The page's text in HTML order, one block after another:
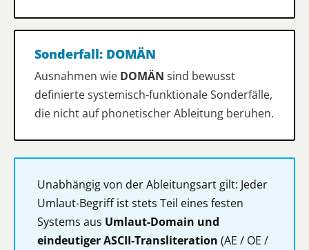
Sonderfall: DOMÄN
Ausnahmen wie DOMÄN sind bewusst
definierte systemisch-funktionale Sonderfälle,
die nicht auf phonetischer Ableitung beruhen.
Unabhängig von der Ableitungsart gilt: Jeder
Umlaut-Begriff ist stets Teil eines festen
Systems aus Umlaut-Domain und
eindeutiger ASCII-Transliteration (AE / OE /